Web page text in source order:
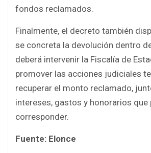
fondos reclamados.
Finalmente, el decreto también
se concreta la devolución dentro
deberá intervenir la Fiscalía de
promover las acciones judiciales
recuperar el monto reclamado,
intereses, gastos y honorarios que
corresponder.
Fuente: Elonce